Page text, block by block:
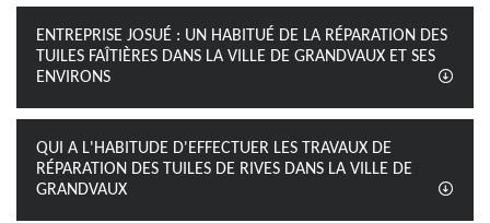
ENTREPRISE JOSUÉ : UN HABITUÉ DE LA RÉPARATION DES
TUILES FAÎTIÈRES DANS LA VILLE DE GRANDVAUX ET SES
ENVIRONS
QUI A L'HABITUDE D'EFFECTUER LES TRAVAUX DE
RÉPARATION DES TUILES DE RIVES DANS LA VILLE DE
GRANDVAUX